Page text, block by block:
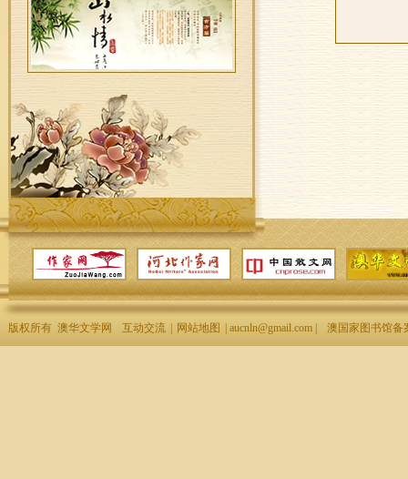
版权所有 澳华文学网 互动交流 网站地图 | aucnln@gmail.com | 澳国家图书馆备